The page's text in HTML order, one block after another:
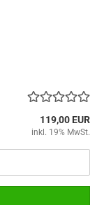
119,00 EUR
inkl. 19% MwSt.